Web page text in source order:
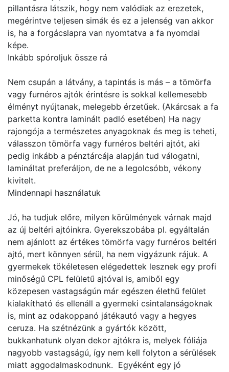
pillantásra látszik, hogy nem valódiak az erezetek,
megérintve teljesen simák és ez a jelenség van akkor
is, ha a forgácslapra van nyomtatva a fa nyomdai
képe.
Inkább spóroljuk össze rá
Nem csupán a látvány, a tapintás is más – a tömörfa
vagy furnéros ajtók érintésre is sokkal kellemesebb
élményt nyújtanak, melegebb érzetűek. (Akárcsak a fa
parketta kontra laminált padló esetében) Ha nagy
rajongója a természetes anyagoknak és meg is teheti,
válasszon tömörfa vagy furnéros beltéri ajtót, aki
pedig inkább a pénztárcája alapján tud válogatni,
lamináltat preferáljon, de ne a legolcsóbb, vékony
kivitelt.
Mindennapi használatuk
Jó, ha tudjuk előre, milyen körülmények várnak majd
az új beltéri ajtóinkra. Gyerekszobába pl. egyáltalán
nem ajánlott az értékes tömörfa vagy furnéros beltéri
ajtó, mert könnyen sérül, ha nem vigyázunk rájuk. A
gyermekek tökéletesen elégedettek lesznek egy profi
minőségű CPL felületű ajtóval is, amiből egy
közepesen vastagságún már egészen élethű felület
kialakítható és ellenáll a gyermeki csintalanságoknak
is, mint az odakoppanó játékautó vagy a hegyes
ceruza. Ha szétnézünk a gyártók között,
bukkanhatunk olyan dekor ajtókra is, melyek fóliája
nagyobb vastagságú, így nem kell folyton a sérülések
miatt aggodalmaskodnunk. Egyéként egy jó